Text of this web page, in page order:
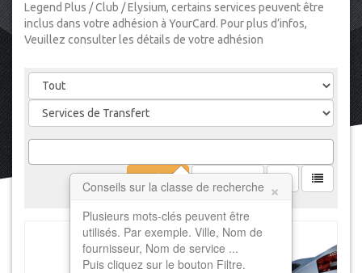
Legend Plus / Club / Elysium, certains services peuvent être
inclus dans votre adhésion à YourCard. Pour plus d’infos,
Veuillez consulter les détails de votre adhésion
Conseils sur la classe de recherche ×
Plusieurs mots-clés peuvent être
utilisés. Par exemple. Ville, Nom de
fournisseur, Nom de service ...
Puis cliquez sur le bouton Filtre.